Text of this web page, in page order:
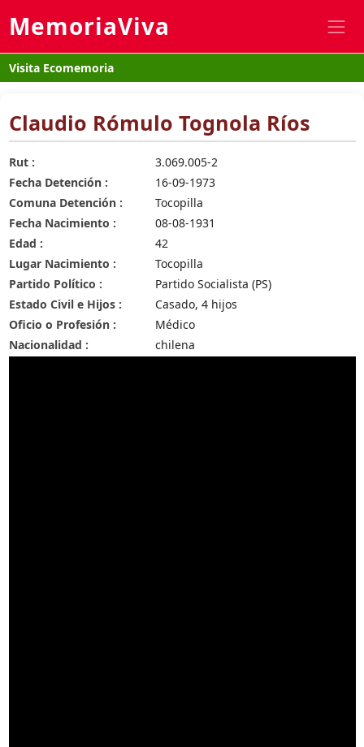
MemoriaViva
Visita Ecomemoria
Claudio Rómulo Tognola Ríos
Rut :
3.069.005-2
Fecha Detención :
16-09-1973
Comuna Detención :
Tocopilla
Fecha Nacimiento :
08-08-1931
Edad :
42
Lugar Nacimiento :
Tocopilla
Partido Político :
Partido Socialista (PS)
Estado Civil e Hijos :
Casado, 4 hijos
Oficio o Profesión :
Médico
Nacionalidad :
chilena